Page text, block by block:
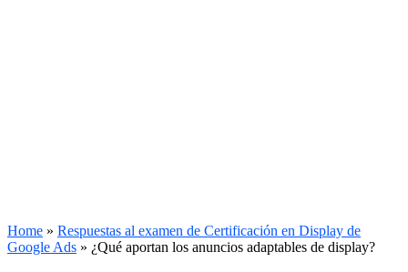
Home » Respuestas al examen de Certificación en Display de
Google Ads » ¿Qué aportan los anuncios adaptables de display?